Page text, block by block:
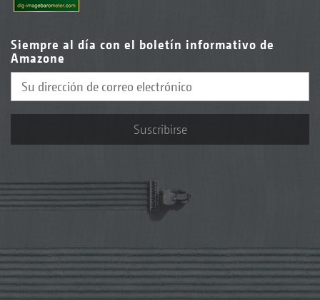
Siempre al día con el boletín informativo de
Amazone
Suscribirse